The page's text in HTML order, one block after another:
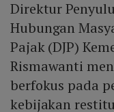
Direktur
Hubungan
Pajak (DJP)
Rismawanti
berfokus pada
kebijakan